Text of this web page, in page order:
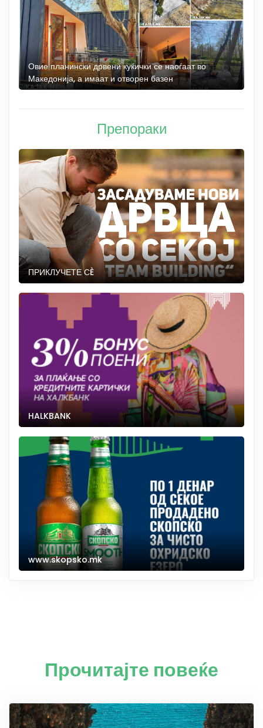
Овие планински дрвени куќички се наоѓаат во
Македонија, а имаат и отворен базен
Препораки
ПРИКЛУЧЕТЕ СÈ
HALKBANK
www.skopsko.mk
Прочитајте повеќе